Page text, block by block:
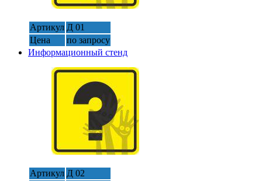
Артикул Д 01
Цена
по запросу
Информационный стенд
Артикул Д 02